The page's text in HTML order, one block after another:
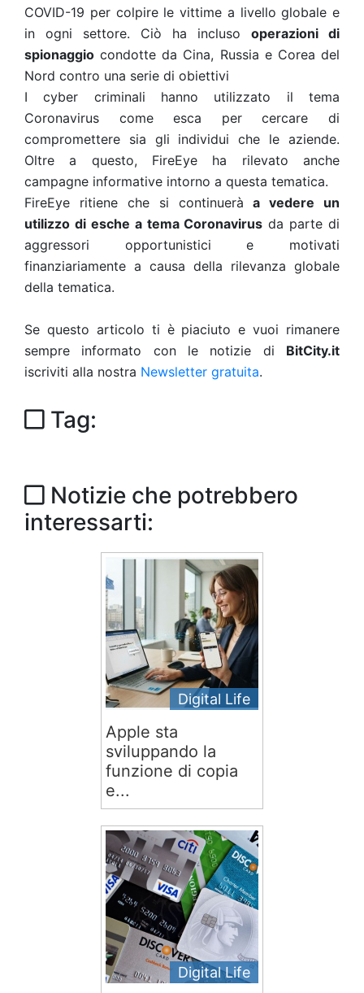
COVID-19 per colpire le vittime a livello globale e
in ogni settore. Ciò ha incluso operazioni di
spionaggio condotte da Cina, Russia e Corea del
Nord contro una serie di obiettivi
I cyber criminali hanno utilizzato il tema
Coronavirus come esca per cercare di
compromettere sia gli individui che le aziende.
Oltre a questo, FireEye ha rilevato anche
campagne informative intorno a questa tematica.
FireEye ritiene che si continuerà a vedere un
utilizzo di esche a tema Coronavirus da parte di
aggressori opportunistici e motivati
finanziariamente a causa della rilevanza globale
della tematica.
Se questo articolo ti è piaciuto e vuoi rimanere
sempre informato con le notizie di BitCity.it
iscriviti alla nostra Newsletter gratuita.
Tag:
Notizie che potrebbero
interessarti:
Digital Life
Apple sta
sviluppando la
funzione di copia
e...
Digital Life